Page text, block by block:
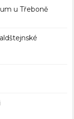
u Třeboně